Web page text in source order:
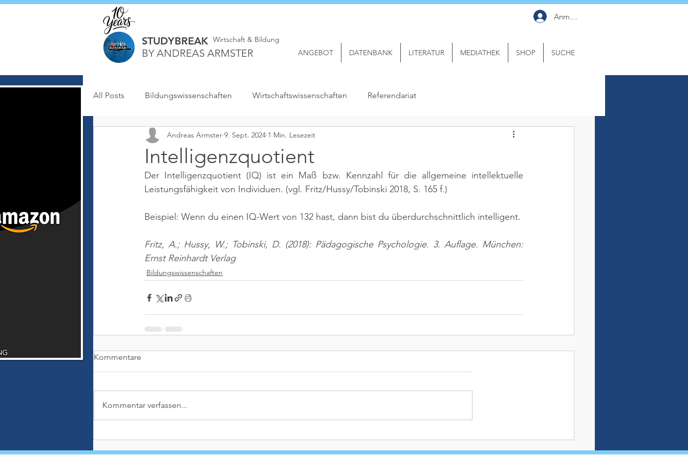
STUDYBREAK
BY ANDREAS ARMSTER
Wirtschaft & Bildung
Anmelden
ANGEBOT DATENBANK LITERATUR MEDIATHEK SHOP SUCHE
All Posts Bildungswissenschaften Wirtschaftswissenschaften Referendariat
Intelligenzquotient
Andreas Armster 9. Sept. 2024 1 Min. Lesezeit
Der Intelligenzquotient (IQ) ist ein Maß bzw. Kennzahl für die allgemeine intellektuelle
Leistungsfähigkeit von Individuen. (vgl. Fritz/Hussy/Tobinski 2018, S. 165 f.)
Beispiel: Wenn du einen IQ-Wert von 132 hast, dann bist du überdurchschnittlich intelligent.
Fritz, A.; Hussy, W.; Tobinski, D. (2018): Pädagogische Psychologie. 3. Auflage. München:
Ernst Reinhardt Verlag
Bildungswissenschaften
Kommentare
Kommentar verfassen...